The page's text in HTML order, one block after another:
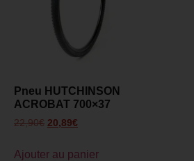
Pneu HUTCHINSON
ACROBAT 700×37
22,90€ 20,89€
Ajouter au panier